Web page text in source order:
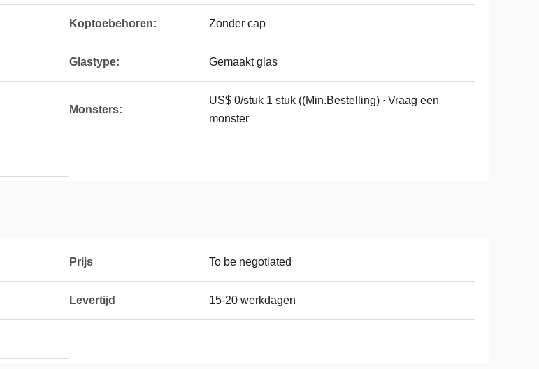
Koptoebehoren: Zonder cap
Glastype: Gemaakt glas
Monsters:
US$ 0/stuk 1 stuk ((Min.Bestelling) ∙ Vraag een
monster
Prijs To be negotiated
Levertijd 15-20 werkdagen